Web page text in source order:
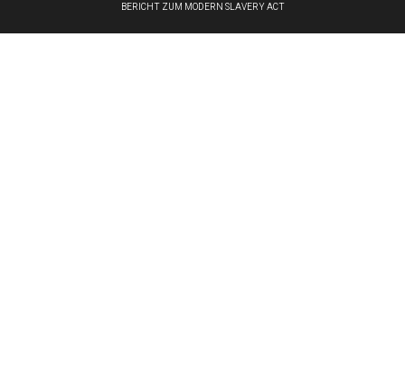
BERICHT ZUM MODERN SLAVERY ACT